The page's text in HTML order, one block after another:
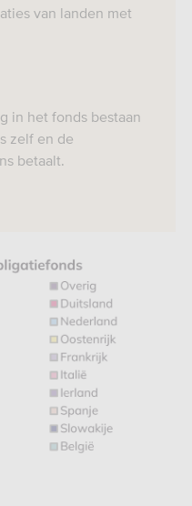
van landen met
in het fonds bestaan
zelf en de
betaalt.